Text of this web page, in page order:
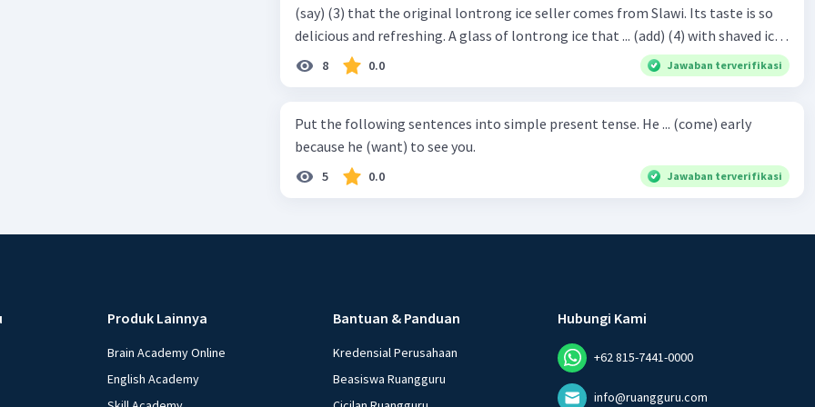
Iklan
(say) (3) that the original lontrong ice seller comes from Slawi. Its taste is so
delicious and refreshing. A glass of lontrong ice that ... (add) (4) with shaved ice
can relieve you from a thirst. Before it ... (serve) (5), lontrong ice will ... (flush)
(6) with coconut milk and pandan syrup. The reason behind Lontrong ice
the small alley named Lontrong Alley. Lontrong Alley ... (located) (9) in
Budimulya region. Nomor 8
8 0.0 Jawaban terverifikasi
Put the following sentences into simple present tense. He ... (come) early
because he (want) to see you.
5 0.0 Jawaban terverifikasi
Produk Lainnya
Brain Academy Online
English Academy
Bantuan & Panduan
Kredensial Perusahaan
Beasiswa Ruangguru
Hubungi Kami
+62 815-7441-0000
info@ruangguru.com